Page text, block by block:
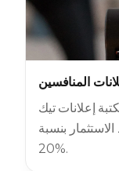
المنافسين
إعلانات تيك
بنسبة
20%.